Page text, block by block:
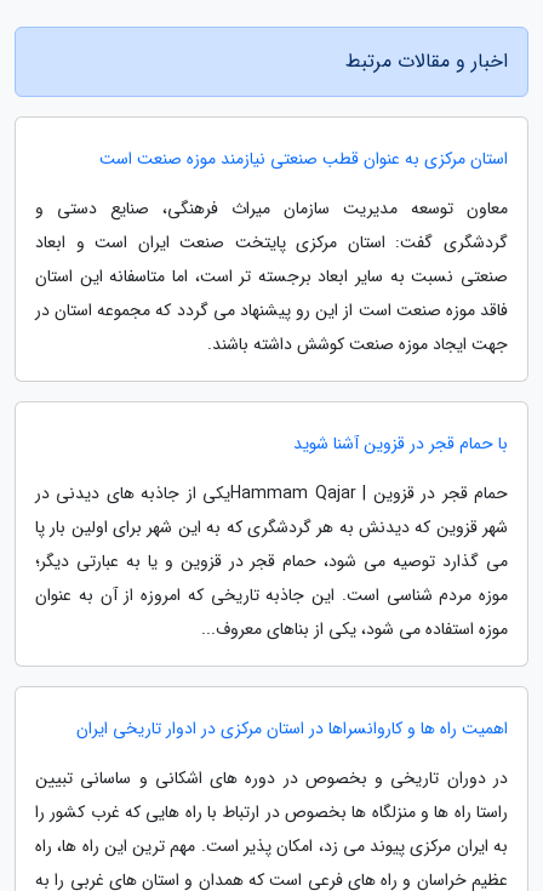
اخبار و مقالات مرتبط
استان مرکزی به عنوان قطب صنعتی نیازمند موزه صنعت است
معاون توسعه مدیریت سازمان میراث فرهنگی، صنایع دستی و
گردشگری گفت: استان مرکزی پایتخت صنعت ایران است و ابعاد
صنعتی نسبت به سایر ابعاد برجسته تر است، اما متاسفانه این استان
فاقد موزه صنعت است از این رو پیشنهاد می گردد که مجموعه استان در
جهت ایجاد موزه صنعت کوشش داشته باشند.
با حمام قجر در قزوین آشنا شوید
حمام قجر در قزوین | Hammam Qajarیکی از جاذبه های دیدنی در
شهر قزوین که دیدنش به هر گردشگری که به این شهر برای اولین بار پا
می گذارد توصیه می شود، حمام قجر در قزوین و یا به عبارتی دیگر؛
موزه مردم شناسی است. این جاذبه تاریخی که امروزه از آن به عنوان
موزه استفاده می شود، یکی از بناهای معروف...
اهمیت راه ها و کاروانسراها در استان مرکزی در ادوار تاریخی ایران
در دوران تاریخی و بخصوص در دوره های اشکانی و ساسانی تبیین
راستا راه ها و منزلگاه ها بخصوص در ارتباط با راه هایی که غرب کشور را
به ایران مرکزی پیوند می زد، امکان پذیر است. مهم ترین این راه ها، راه
عظیم خراسان و راه های فرعی است که همدان و استان های غربی را به